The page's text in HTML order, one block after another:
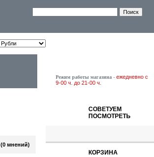
Режим работы магазина - ежедневно с
9-00 ч. до 21-00 ч.
(0 мнений)
СОВЕТУЕМ
ПОСМОТРЕТЬ
КОРЗИНА